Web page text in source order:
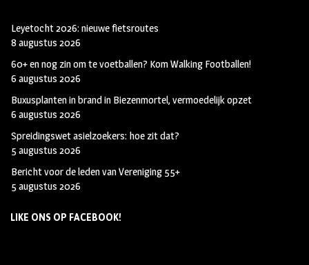
Leyetocht 2026: nieuwe fietsroutes
8 augustus 2026
60+ en nog zin om te voetballen? Kom Walking Footballen!
6 augustus 2026
Buxusplanten in brand in Biezenmortel, vermoedelijk opzet
6 augustus 2026
Spreidingswet asielzoekers: hoe zit dat?
5 augustus 2026
Bericht voor de leden van Vereniging 55+
5 augustus 2026
LIKE ONS OP FACEBOOK!